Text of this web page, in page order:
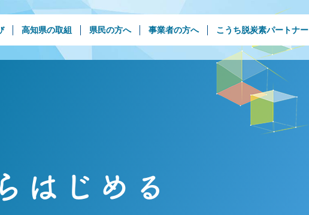
高知県の取組 県民の方へ 事業者の方へ こうち脱炭素パートナー
はじめる